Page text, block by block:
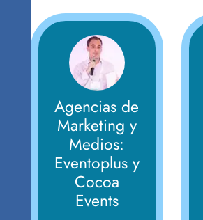
Agencias de
Marketing y
Medios:
Eventoplus y
Cocoa
Events